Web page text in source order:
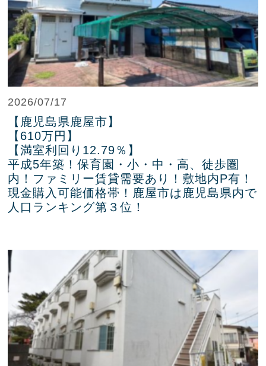
2026/07/17
【鹿児島県鹿屋市】
【610万円】
【満室利回り12.79％】
平成5年築！保育園・小・中・高、徒歩圏
内！ファミリー賃貸需要あり！敷地内P有！
現金購入可能価格帯！鹿屋市は鹿児島県内で
人口ランキング第３位！